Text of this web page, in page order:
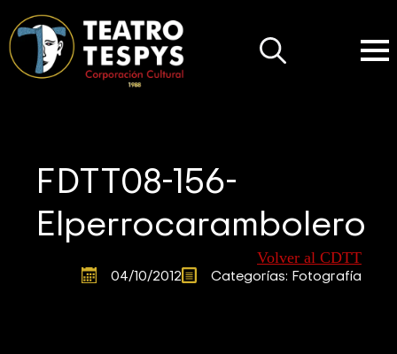
FDTT08-156-
Elperrocarambolero
Volver al CDTT
04/10/2012 Categorías: Fotografía